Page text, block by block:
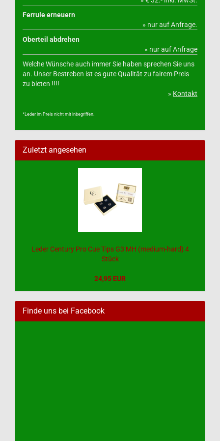
Ferrule erneuern
» nur auf Anfrage.
Oberteil abdrehen
» nur auf Anfrage
Welche Wünsche auch immer Sie haben sprechen Sie uns
an. Unser Bestreben ist es gute Qualität zu fairem Preis
zu bieten !!!!
» Kontakt
*Leder im Preis nicht mit inbegriffen.
Zuletzt angesehen
Leder Century Pro Cue Tips G3 MH (medium-hard) 4
Stück
24,95 EUR
Finde uns bei Facebook